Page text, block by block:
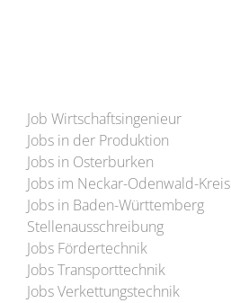
Job Wirtschaftsingenieur
Jobs in der Produktion
Jobs in Osterburken
Jobs im Neckar-Odenwald-Kreis
Jobs in Baden-Württemberg
Stellenausschreibung
Jobs Fördertechnik
Jobs Transporttechnik
Jobs Verkettungstechnik